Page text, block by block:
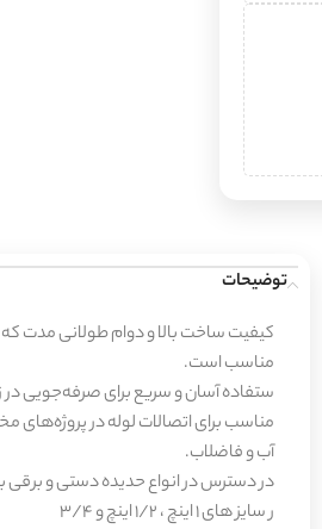
توضیحات
کیفیت ساخت بالا و دوام طولانی مدت
مناسب است.
ستفاده آسان و سریع برای صرفه‌جویی در
مناسب برای اتصالات لوله در پروژه‌های
آب و فاضلاب.
در دسترس در انواع حدیده دستی و برقی
ر سایز های ۱ اینچ ، ۱/۲ اینچ و ۳/۴